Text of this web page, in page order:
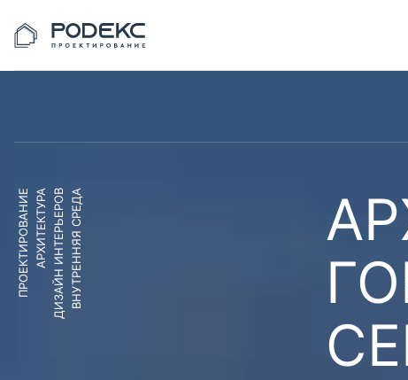
ПРОЕКТИРОВАНИЕАРХИТЕКТУРАДИЗАЙН ИНТЕРЬЕРОВВНУТРЕННЯЯ СРЕДА